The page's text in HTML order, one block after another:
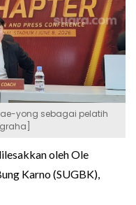
yong sebagai pelatih
oleh Ole
Karno (SUGBK),